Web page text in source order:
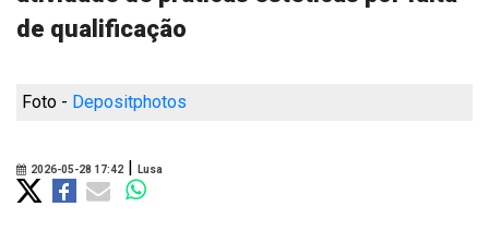
de qualificação
Foto - Depositphotos
2026-05-28 17:42 | Lusa